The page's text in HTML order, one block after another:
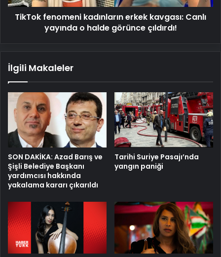
halde
görünce
TikTok fenomeni kadınların erkek kavgası: Canlı
yayında o halde görünce çıldırdı!
İlgili Makaleler
SON DAKİKA: Azad Barış ve
Şişli Belediye Başkanı
yardımcısı hakkında
yakalama kararı çıkarıldı
Tarihi Suriye Pasajı’nda
yangın paniği